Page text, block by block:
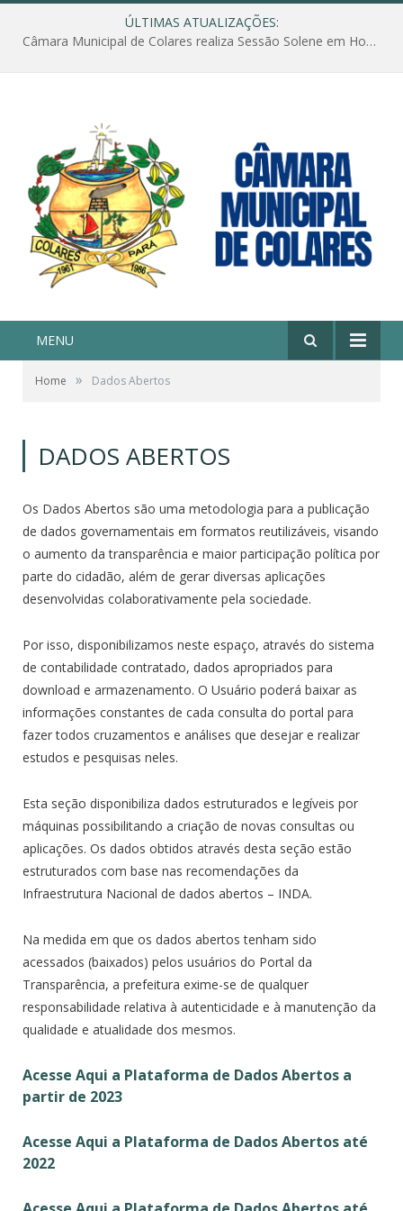
ÚLTIMAS ATUALIZAÇÕES:
Câmara Municipal de Colares realiza Sessão Solene em Homenagem ao Dia das Mães
MENU
Home » Dados Abertos
DADOS ABERTOS
Os Dados Abertos são uma metodologia para a publicação
de dados governamentais em formatos reutilizáveis, visando
o aumento da transparência e maior participação política por
parte do cidadão, além de gerar diversas aplicações
desenvolvidas colaborativamente pela sociedade.
Por isso, disponibilizamos neste espaço, através do sistema
de contabilidade contratado, dados apropriados para
download e armazenamento. O Usuário poderá baixar as
informações constantes de cada consulta do portal para
fazer todos cruzamentos e análises que desejar e realizar
estudos e pesquisas neles.
Esta seção disponibiliza dados estruturados e legíveis por
máquinas possibilitando a criação de novas consultas ou
aplicações. Os dados obtidos através desta seção estão
estruturados com base nas recomendações da
Infraestrutura Nacional de dados abertos – INDA.
Na medida em que os dados abertos tenham sido
acessados (baixados) pelos usuários do Portal da
Transparência, a prefeitura exime-se de qualquer
responsabilidade relativa à autenticidade e à manutenção da
qualidade e atualidade dos mesmos.
Acesse Aqui a Plataforma de Dados Abertos a
partir de 2023
Acesse Aqui a Plataforma de Dados Abertos até
2022